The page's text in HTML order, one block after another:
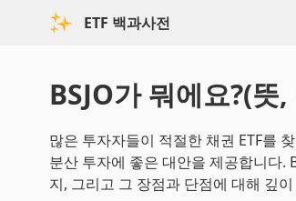
ETF 백과사전
BSJO가 뭐에요?(뜻
많은 투자자들이 적절한 채권 ETF를
분산 투자에 좋은 대안을 제공합니다.
지, 그리고 그 장점과 단점에 대해 깊